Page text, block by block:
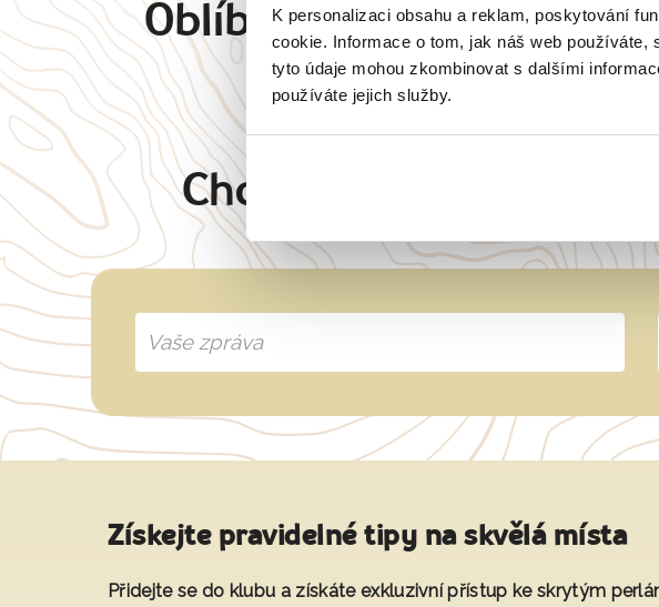
K personalizaci obsahu a reklam, poskytování
cookie. Informace o tom, jak náš web
tyto údaje mohou zkombinovat s dalšími
používáte jejich služby.
Oblíbené cíle Anglie Belgie
Chcete oslovit přímo
Získejte pravidelné tipy na skvělá místa
Přidejte se do klubu a získáte exkluzivní přístup ke skrytým